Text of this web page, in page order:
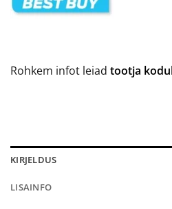
Rohkem infot leiad tootja
KIRJELDUS
LISAINFO